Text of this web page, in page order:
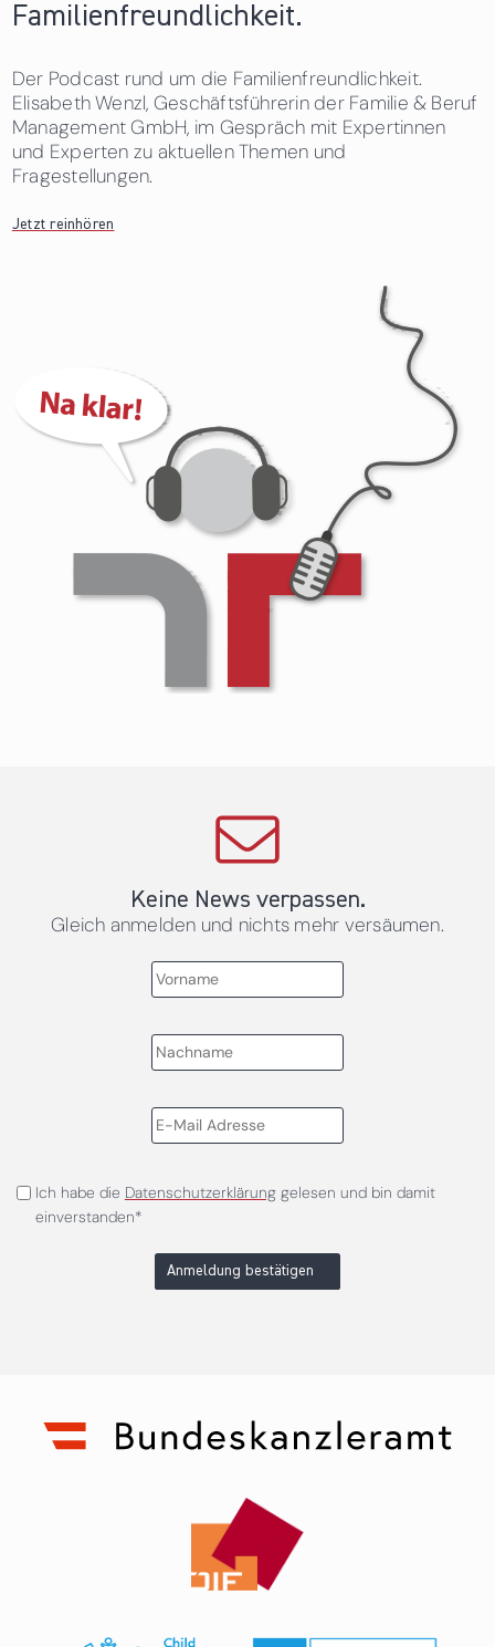
Familienfreundlichkeit.
Der Podcast rund um die Familienfreundlichkeit.
Elisabeth Wenzl, Geschäftsführerin der Familie & Beruf
Management GmbH, im Gespräch mit Expertinnen
und Experten zu aktuellen Themen und
Fragestellungen.
Jetzt reinhören
Keine News verpassen.
Gleich anmelden und nichts mehr versäumen.
Ich habe die Datenschutzerklärunggelesen und bin damit
einverstanden*
Anmeldung bestätigen